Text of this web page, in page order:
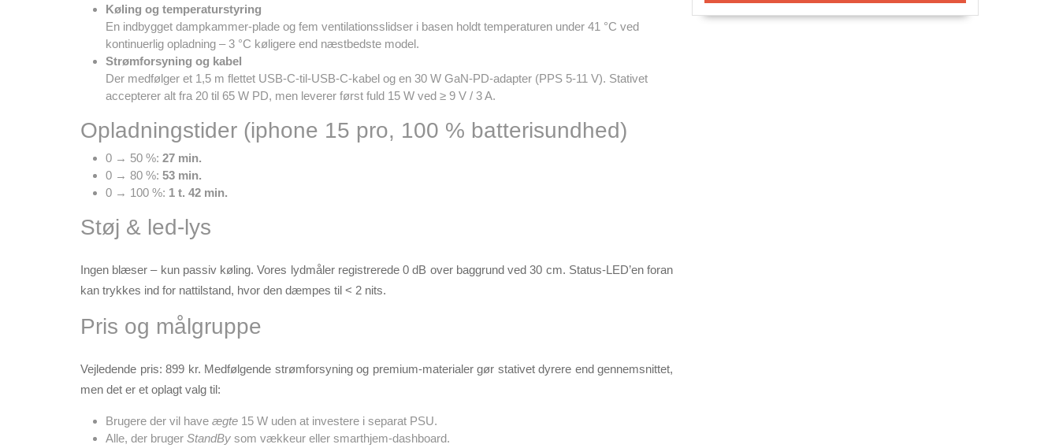
Køling og temperaturstyring
En indbygget dampkammer-plade og fem ventilationsslidser i basen holdt temperaturen under 41 °C ved
kontinuerlig opladning – 3 °C køligere end næstbedste model.
Strømforsyning og kabel
Der medfølger et 1,5 m flettet USB-C-til-USB-C-kabel og en 30 W GaN-PD-adapter (PPS 5-11 V). Stativet
accepterer alt fra 20 til 65 W PD, men leverer først fuld 15 W ved ≥ 9 V / 3 A.
Opladningstider (iphone 15 pro, 100 % batterisundhed)
0 → 50 %: 27 min.
0 → 80 %: 53 min.
0 → 100 %: 1 t. 42 min.
Støj & led-lys
Ingen blæser – kun passiv køling. Vores lydmåler registrerede 0 dB over baggrund ved 30 cm. Status-LED’en foran
kan trykkes ind for nattilstand, hvor den dæmpes til < 2 nits.
Pris og målgruppe
Vejledende pris: 899 kr. Medfølgende strømforsyning og premium-materialer gør stativet dyrere end gennemsnittet,
men det er et oplagt valg til:
Brugere der vil have ægte 15 W uden at investere i separat PSU.
Alle, der bruger StandBy som vækkeur eller smart­hjem-dashboard.